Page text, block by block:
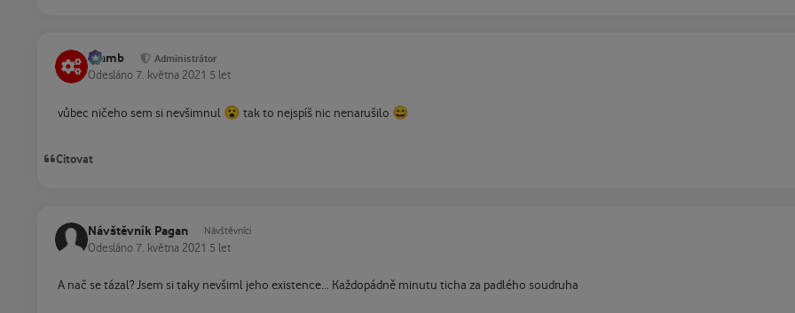
Slamb Administrátor
Odesláno 7. května 2021 5 let
vůbec ničeho sem si nevšimnul 😮 tak to nejspíš nic nenarušilo 😄
Citovat
Návštěvník Pagan Návštěvníci
Odesláno 7. května 2021 5 let
A nač se tázal? Jsem si taky nevšiml jeho existence... Každopádně minutu ticha za padlého soudruha